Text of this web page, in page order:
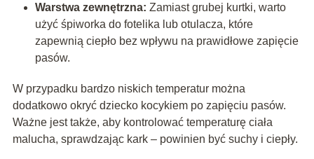
Warstwa zewnętrzna: Zamiast grubej kurtki, warto
użyć śpiworka do fotelika lub otulacza, które
zapewnią ciepło bez wpływu na prawidłowe zapięcie
pasów.
W przypadku bardzo niskich temperatur można
dodatkowo okryć dziecko kocykiem po zapięciu pasów.
Ważne jest także, aby kontrolować temperaturę ciała
malucha, sprawdzając kark – powinien być suchy i ciepły.